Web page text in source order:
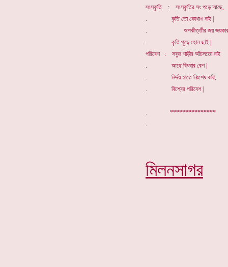
সংস্কৃতি : সংস্কৃতির সং পড়ে আছে,
. কৃতি তো কোথাও নাই |
. অপকীর্ত্তীর জয়
. কৃতি পুড়ে হোল ছাই |
পরিবেশ : সবুজ শাড়ীর আঁচলতো নাই
. আছে বিধবার বেশ |
. নির্দ্দয় হাতে নিঃশেষ করি,
. বিশ্বের পরিবেশ |
. ***************
মিলনসাগর